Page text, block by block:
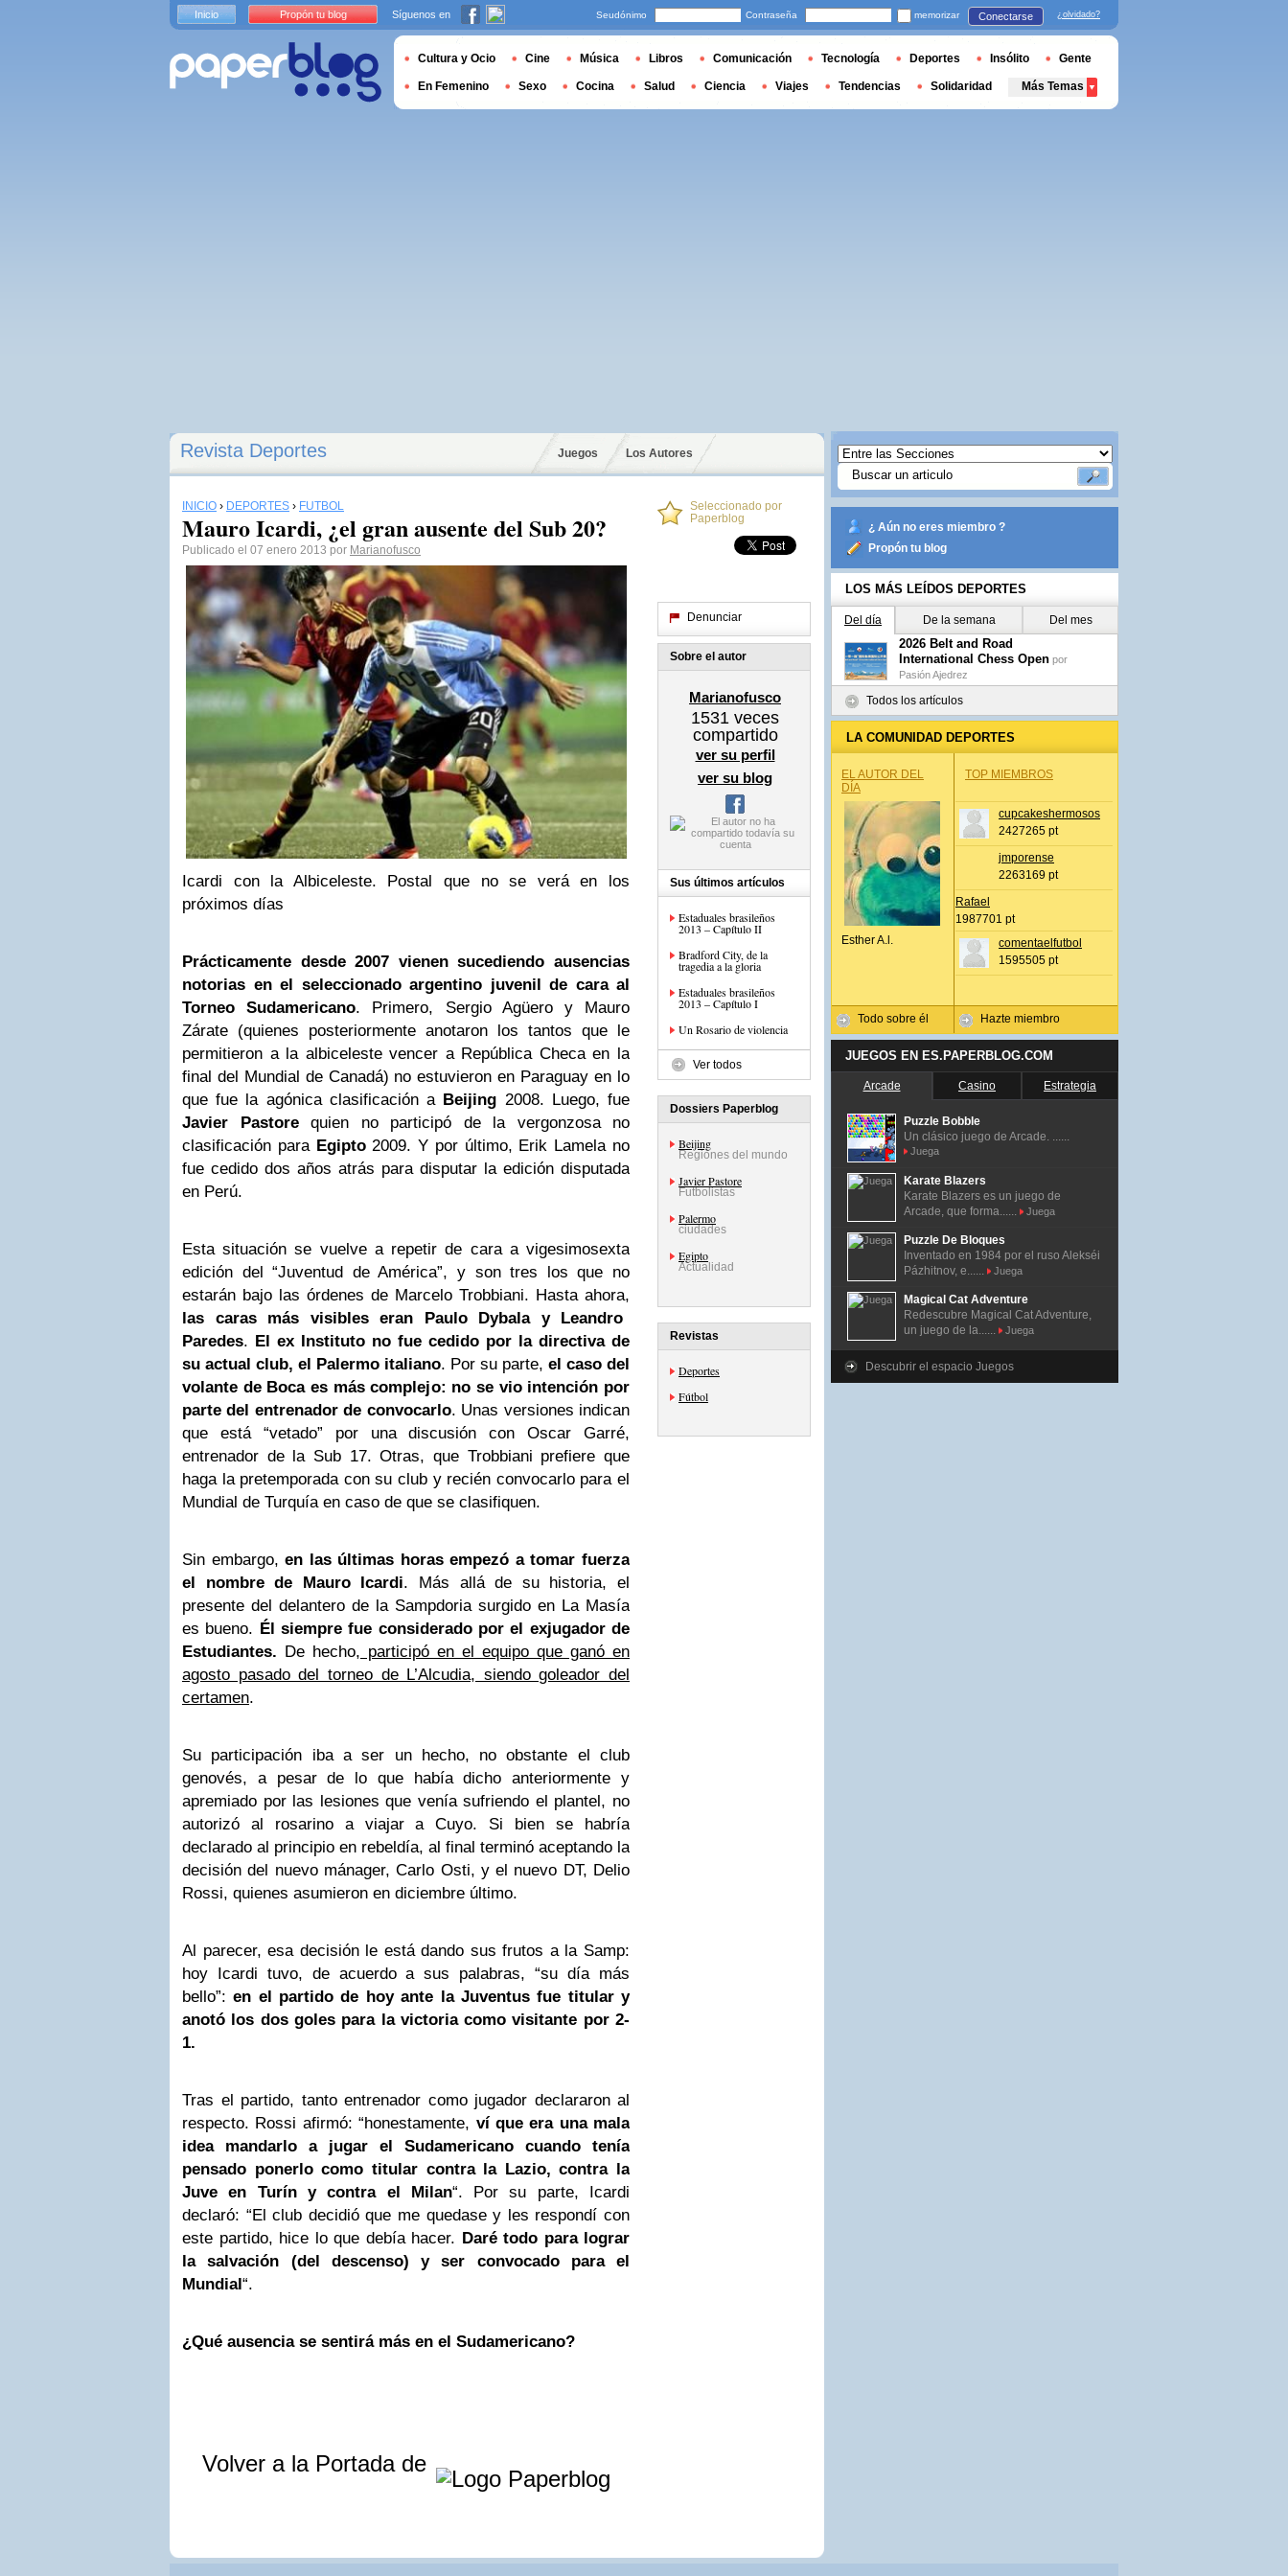
Revista Deportes Juegos Los Autores
INICIO › DEPORTES › FÚTBOL
Mauro Icardi, ¿el gran ausente del Sub 20?
Publicado el 07 enero 2013 por Marianofusco
Icardi con la Albiceleste. Postal que no se verá en los
próximos días
Prácticamente desde 2007 vienen sucediendo ausencias
notorias en el seleccionado argentino juvenil de cara al
Torneo Sudamericano. Primero, Sergio Agüero y Mauro
Zárate (quienes posteriormente anotaron los tantos que le
permitieron a la albiceleste vencer a República Checa en la
final del Mundial de Canadá) no estuvieron en Paraguay en lo
que fue la agónica clasificación a Beijing 2008. Luego, fue
Javier Pastorequien no participó de la vergonzosa no
clasificación para Egipto2009. Y por último, Erik Lamela no
fue cedido dos años atrás para disputar la edición disputada
en Perú.
Esta situación se vuelve a repetir de cara a vigesimosexta
edición del “Juventud de América”, y son tres los que no
estarán bajo las órdenes de Marcelo Trobbiani. Hasta ahora,
las caras más visibles eran Paulo Dybala y Leandro
Paredes. El ex Instituto no fue cedido por la directiva de
su actual club, el Palermo italiano. Por su parte, el caso del
volante de Boca es más complejo: no se vio intención por
parte del entrenador de convocarlo. Unas versiones indican
que está “vetado” por una discusión con Oscar Garré,
entrenador de la Sub 17. Otras, que Trobbiani prefiere que
haga la pretemporada con su club y recién convocarlo para el
Mundial de Turquía en caso de que se clasifiquen.
Sin embargo,en las últimas horas empezó a tomar fuerza
el nombre de Mauro Icardi. Más allá de su historia, el
presente del delantero de la Sampdoria surgido en La Masía
es bueno. Él siempre fue considerado por el exjugador de
Estudiantes. De hecho, participó en el equipo que ganó en
agosto pasado del torneo de L’Alcudia, siendo goleador del
certamen.
Su participación iba a ser un hecho, no obstante el club
genovés, a pesar de lo que había dicho anteriormente y
apremiado por las lesiones que venía sufriendo el plantel, no
autorizó al rosarino a viajar a Cuyo. Si bien se habría
declarado al principio en rebeldía, al final terminó aceptando la
decisión del nuevo mánager, Carlo Osti, y el nuevo DT, Delio
Rossi, quienes asumieron en diciembre último.
Al parecer, esa decisión le está dando sus frutos a la Samp:
hoy Icardi tuvo, de acuerdo a sus palabras, “su día más
bello”:en el partido de hoy ante la Juventus fue titular y
anotó los dos goles para la victoria como visitante por 2-
1.
Tras el partido, tanto entrenador como jugador declararon al
respecto. Rossi afirmó: “honestamente, ví que era una mala
idea mandarlo a jugar el Sudamericano cuando tenía
pensado ponerlo como titular contra la Lazio, contra la
Juve en Turín y contra el Milan“. Por su parte, Icardi
declaró: “El club decidió que me quedase y les respondí con
este partido, hice lo que debía hacer. Daré todo para lograr
la salvación (del descenso) y ser convocado para el
Mundial“.
¿Qué ausencia se sentirá más en el Sudamericano?
Volver a la Portada de
Seleccionado por
Paperblog
Denunciar
Sobre el autor
Marianofusco
1531 veces
compartido
ver su perfil
ver su blog
Sus últimos artículos
Estaduales brasileños
2013 – Capítulo II
Bradford City, de la
tragedia a la gloria
Estaduales brasileños
2013 – Capítulo I
Un Rosario de violencia
Ver todos
Dossiers Paperblog
Beijing
Regiones del mundo
Javier Pastore
Futbolistas
Palermo
ciudades
Egipto
Actualidad
Revistas
Deportes
Fútbol
¿ Aún no eres miembro ?
Propón tu blog
LOS MÁS LEÍDOS DEPORTES
Del día De la semana Del mes
2026 Belt and Road
International Chess Open por
Pasión Ajedrez
Todos los artículos
LA COMUNIDAD DEPORTES
EL AUTOR DEL
DÍA
Esther A.l.
Todo sobre él
TOP MIEMBROS
cupcakeshermosos
2427265 pt
jmporense
2263169 pt
Rafael
1987701 pt
comentaelfutbol
1595505 pt
Hazte miembro
JUEGOS EN ES.PAPERBLOG.COM
Arcade Casino Estrategia
Puzzle Bobble
Un clásico juego de Arcade. ......
Juega
Karate Blazers
Karate Blazers es un juego de
Arcade, que forma......
Juega
Puzzle De Bloques
Inventado en 1984 por el ruso Alekséi
Pázhitnov, e......
Juega
Magical Cat Adventure
Redescubre Magical Cat Adventure,
un juego de la......
Juega
Descubrir el espacio Juegos
Inicio Propón tu blog Síguenos en Seudónimo Contraseña memorizar Conectarse ¿olvidado?
Cultura y Ocio Cine Música Libros Comunicación Tecnología Deportes Insólito Gente
En Femenino Sexo Cocina Salud Ciencia Viajes Tendencias Solidaridad Más Temas